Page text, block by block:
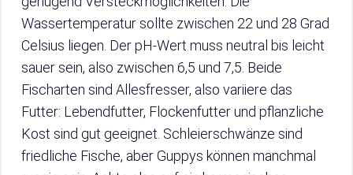
Wassertemperatur sollte zwischen 22 und 28 Grad
Celsius liegen. Der pH-Wert muss neutral bis leicht
sauer sein, also zwischen 6,5 und 7,5. Beide
Fischarten sind Allesfresser, also variiere das
Futter: Lebendfutter, Flockenfutter und pflanzliche
Kost sind gut geeignet. Schleierschwänze sind
friedliche Fische, aber Guppys können manchmal